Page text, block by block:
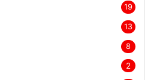
19
13
8
2